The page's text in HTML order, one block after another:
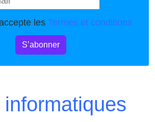
les Termes et conditions
S’abonner